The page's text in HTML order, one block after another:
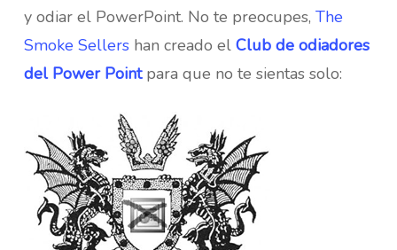
y odiar el PowerPoint. No te preocupes, The
Smoke Sellershan creado el Club de odiadores
del Power Pointpara que no te sientas solo: